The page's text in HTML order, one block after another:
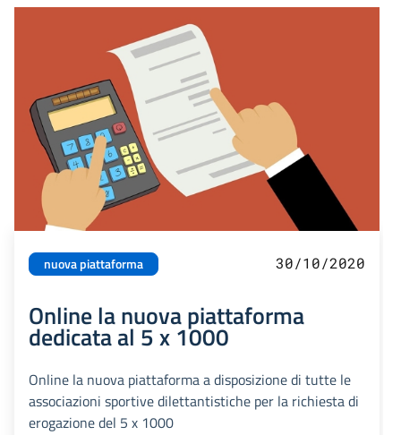
nuova piattaforma 30/10/2020
Online la nuova piattaforma
dedicata al 5 x 1000
Online la nuova piattaforma a disposizione di tutte le
associazioni sportive dilettantistiche per la richiesta di
erogazione del 5 x 1000